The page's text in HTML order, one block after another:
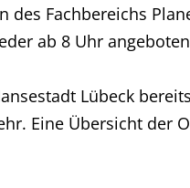
des Fachbereichs
ab 8 Uhr
Lübeck
Eine Übersicht der